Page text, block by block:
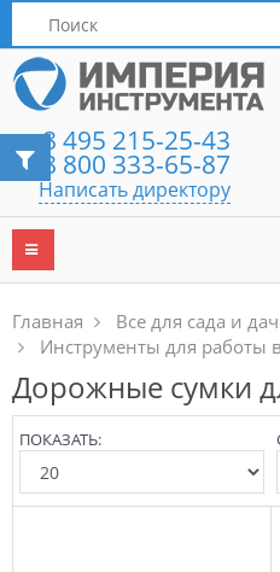
8 495 215-25-43
8 800 333-65-87
Написать директору
Главная
Все для сада и
Инструменты для работы
Дорожные сумки
ПОКАЗАТЬ: